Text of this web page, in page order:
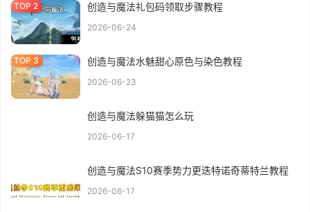
创造与魔法礼包码领取步骤教程
2026-06-24
创造与魔法水魅甜心原色与染色教程
2026-06-23
创造与魔法躲猫猫怎么玩
2026-06-17
创造与魔法S10赛季势力更迭特诺奇蒂特兰教程
2026-06-17